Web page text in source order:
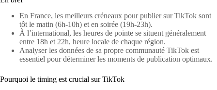
En France, les meilleurs créneaux pour publier sur TikTok sont
tôt le matin (6h-10h) et en soirée (19h-23h).
À l’international, les heures de pointe se situent généralement
entre 18h et 22h, heure locale de chaque région.
Analyser les données de sa propre communauté TikTok est
essentiel pour déterminer les moments de publication optimaux.
Pourquoi le timing est crucial sur TikTok